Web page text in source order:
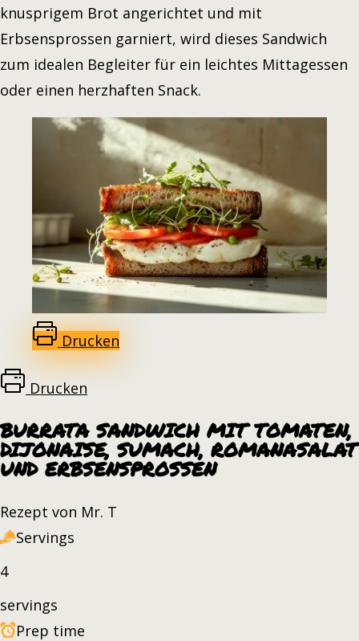
knusprigem Brot angerichtet und mit
Erbsensprossen garniert, wird dieses Sandwich
zum idealen Begleiter für ein leichtes Mittagessen
oder einen herzhaften Snack.
Drucken
Drucken
BURRATA SANDWICH MIT TOMATEN,
DIJONAISE, SUMACH, ROMANASALAT
UND ERBSENSPROSSEN
Rezept von Mr. T
Servings
4
servings
Prep time